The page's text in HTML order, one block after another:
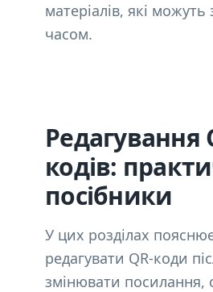
матеріалів, які
часом.
Редагування
кодів:
посібники
У цих розділах
редагувати QR-коди
змінювати посилання,